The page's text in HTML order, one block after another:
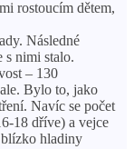
rostoucím dětem,
Následné
s nimi stalo.
– 130
Bylo to, jako
Navíc se počet
18 dříve) a vejce
blízko hladiny